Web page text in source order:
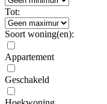
Tot:
Soort woning(en):
Appartement
Geschakeld